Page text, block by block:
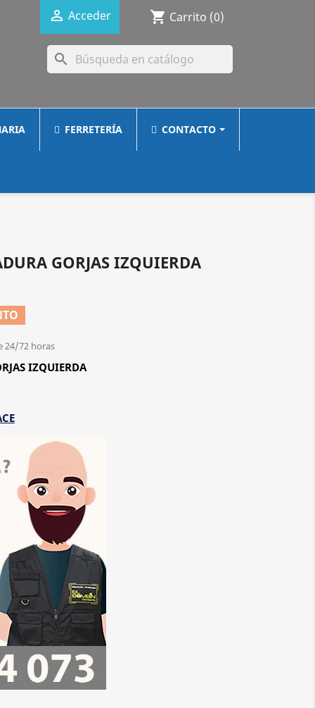
 Acceder shopping_cart Carrito (0)
search
FERRETERÍA CONTACTO
GORJAS IZQUIERDA
24/72 horas
IZQUIERDA